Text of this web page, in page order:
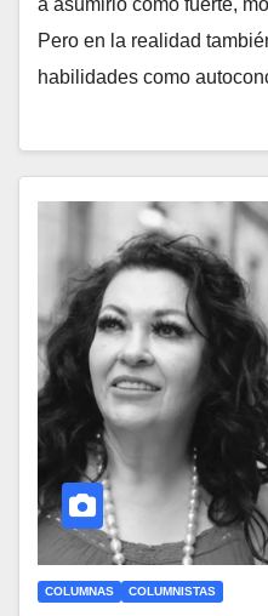
Pero en la realidad
habilidades como
COLUMNAS COLUMNISTAS